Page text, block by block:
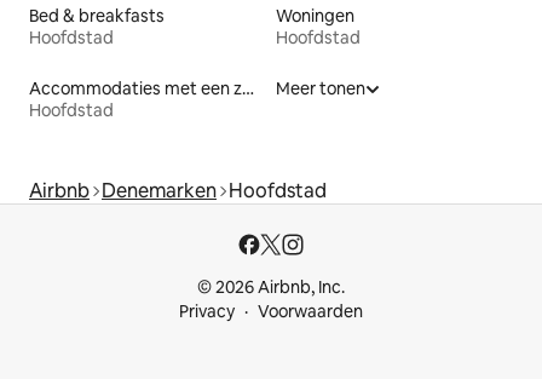
Bed & breakfasts
Hoofdstad
Woningen
Hoofdstad
Accommodaties met een zwembad
Hoofdstad
Meer tonen
Airbnb Denemarken Hoofdstad
© 2026 Airbnb, Inc.
Privacy
Voorwaarden